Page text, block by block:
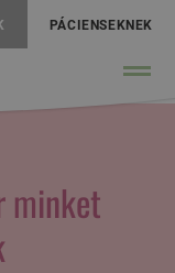
PÁCIENSEKNEK
minket